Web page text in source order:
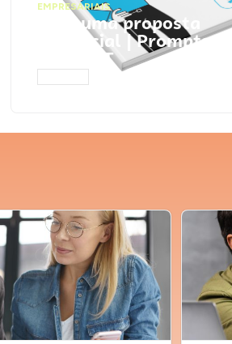
EMPRESARIAIS
Faça uma proposta
comercial | Prompts
ChatGPT